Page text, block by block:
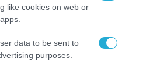
like cookies on web or
data to be sent to
purposes.
«Έχουμε τα μέσα
των αμερικανικών
δράσης στην